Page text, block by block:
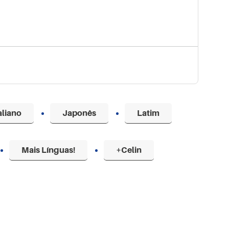
Japonês Latim
Mais Línguas! +Celin